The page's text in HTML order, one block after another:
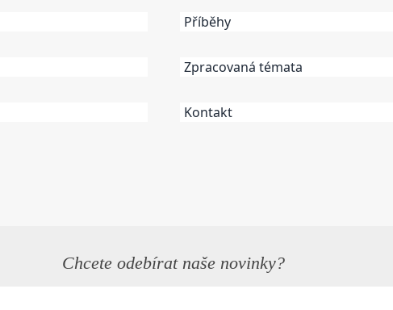
Příběhy
Zpracovaná témata
Kontakt
Chcete odebírat naše novinky?